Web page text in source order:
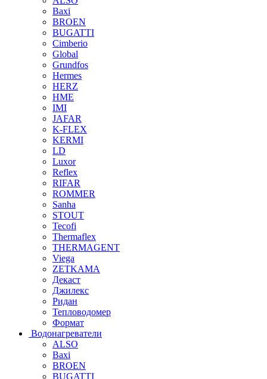
Baxi
BROEN
BUGATTI
Cimberio
Global
Grundfos
Hermes
HERZ
HME
IMI
JAFAR
K-FLEX
KERMI
LD
Luxor
Reflex
RIFAR
ROMMER
Sanha
STOUT
Tecofi
Thermaflex
THERMAGENT
Viega
ZETKAMA
Декаст
Джилекс
Ридан
Тепловодомер
Формат
Водонагреватели
ALSO
Baxi
BROEN
BUGATTI